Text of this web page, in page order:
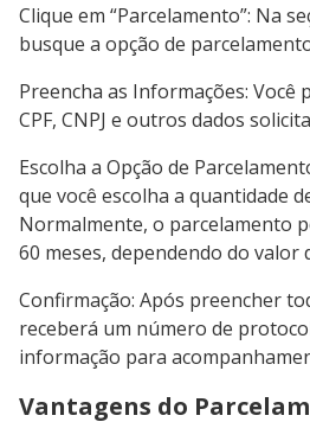
Clique em “Parcelamento”: Na
busque a opção de
Preencha as Informações:
CPF, CNPJ e outros dados
Escolha a Opção de
que você escolha a quantidade
Normalmente, o parcelamento
60 meses, dependendo do valor
Confirmação: Após preencher
receberá um número de
informação para
Vantagens do